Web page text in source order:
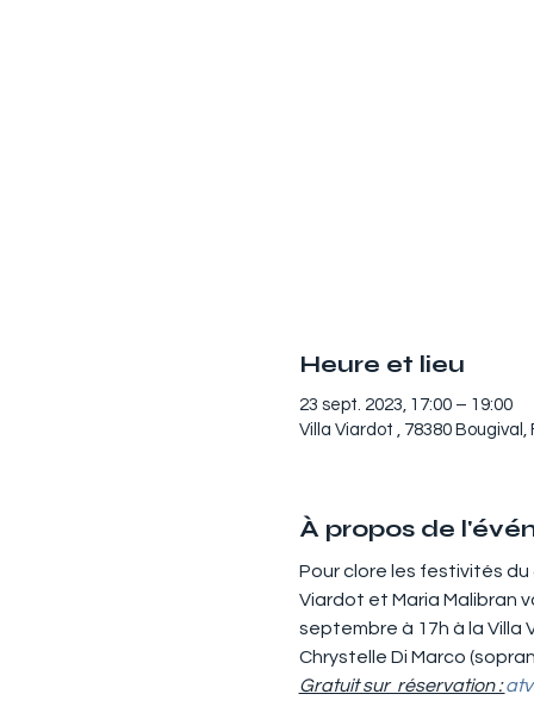
Heure et lieu
23 sept. 2023, 17:00 – 19:00
Villa Viardot , 78380 Bougival,
À propos de
Pour clore les festivités du
Viardot et Maria Malibran
septembre à 17h à la
Chrystelle Di Marco
Gratuit sur  réservation :